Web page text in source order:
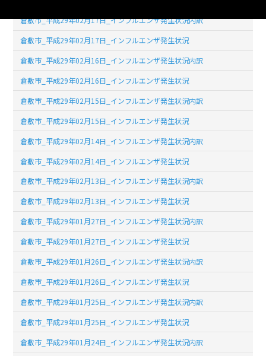
倉敷市_平成29年02月17日_インフルエンザ発生状況内訳
倉敷市_平成29年02月17日_インフルエンザ発生状況
倉敷市_平成29年02月16日_インフルエンザ発生状況内訳
倉敷市_平成29年02月16日_インフルエンザ発生状況
倉敷市_平成29年02月15日_インフルエンザ発生状況内訳
倉敷市_平成29年02月15日_インフルエンザ発生状況
倉敷市_平成29年02月14日_インフルエンザ発生状況内訳
倉敷市_平成29年02月14日_インフルエンザ発生状況
倉敷市_平成29年02月13日_インフルエンザ発生状況内訳
倉敷市_平成29年02月13日_インフルエンザ発生状況
倉敷市_平成29年01月27日_インフルエンザ発生状況内訳
倉敷市_平成29年01月27日_インフルエンザ発生状況
倉敷市_平成29年01月26日_インフルエンザ発生状況内訳
倉敷市_平成29年01月26日_インフルエンザ発生状況
倉敷市_平成29年01月25日_インフルエンザ発生状況内訳
倉敷市_平成29年01月25日_インフルエンザ発生状況
倉敷市_平成29年01月24日_インフルエンザ発生状況内訳